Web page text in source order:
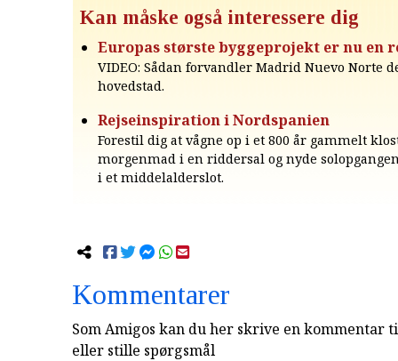
Kan måske også interessere dig
Europas største byggeprojekt er nu en
VIDEO: Sådan forvandler Madrid Nuevo Norte
hovedstad.
Rejseinspiration i Nordspanien
Forestil dig at vågne op i et 800 år gammelt
morgenmad i en riddersal og nyde
i et middelalderslot.
Kommentarer
Som Amigos kan du her skrive en kommentar
eller stille spørgsmål